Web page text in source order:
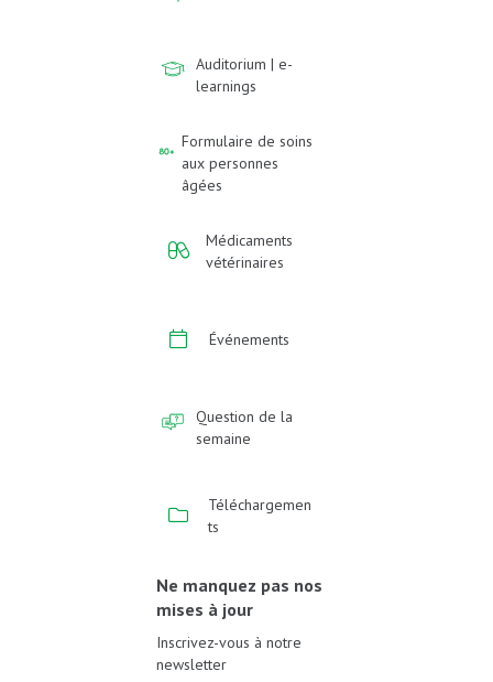
Auditorium | e-
learnings
Formulaire de soins
aux personnes
âgées
Médicaments
vétérinaires
Événements
Question de la
semaine
Téléchargemen
ts
Ne manquez pas nos
mises à jour
Inscrivez-vous à notre
newsletter